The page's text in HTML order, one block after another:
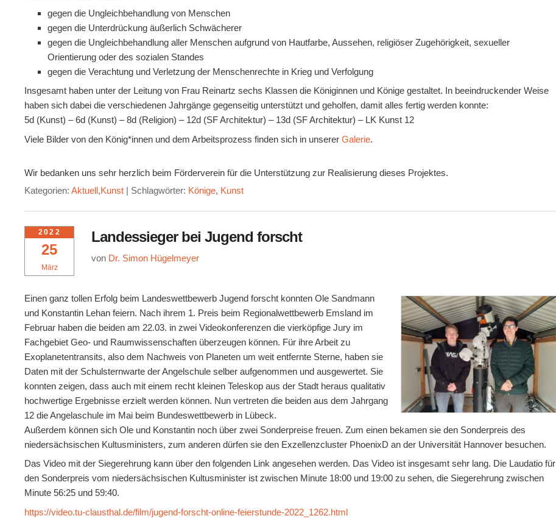
gegen die Ungleichbehandlung von Menschen
gegen die Unterdrückung äußerlich Schwächerer
gegen die Ungleichbehandlung aller Menschen aufgrund von Hautfarbe, Aussehen, religiöser Zugehörigkeit, sexueller
Orientierung oder des sozialen Standes
gegen die Verachtung und Verletzung der Menschenrechte in Krieg und Verfolgung
Insgesamt haben unter der Leitung von Frau Reinartz sechs Klassen die Königinnen und Könige gestaltet. In beeindruckender Weise
haben sich dabei die verschiedenen Jahrgänge gegenseitig unterstützt und geholfen, damit alles fertig werden konnte:
5d (Kunst) – 6d (Kunst) – 8d (Religion) – 12d (SF Architektur) – 13d (SF Architektur) – LK Kunst 12
Viele Bilder von den König*innen und dem Arbeitsprozess finden sich in unsererGalerie.
Wir bedanken uns sehr herzlich beim Förderverein für die Unterstützung zur Realisierung dieses Projektes.
Kategorien: Aktuell,Kunst | Schlagwörter: Könige, Kunst
25
März
2022 Landessieger bei Jugend forscht
von Dr. Simon Hügelmeyer
Einen ganz tollen Erfolg beim Landeswettbewerb Jugend forscht konnten Ole Sandmann
und Konstantin Lehan feiern. Nach ihrem 1. Preis beim Regionalwettbewerb Emsland im
Februar haben die beiden am 22.03. in zwei Videokonferenzen die vierköpfige Jury im
Fachgebiet Geo- und Raumwissenschaften überzeugen können. Für ihre Arbeit zu
Exoplanetentransits, also dem Nachweis von Planeten um weit entfernte Sterne, haben sie
Daten mit der Schulsternwarte der Angelschule selber aufgenommen und ausgewertet. Sie
konnten zeigen, dass auch mit einem recht kleinen Teleskop aus der Stadt heraus qualitativ
hochwertige Ergebnisse erzielt werden können. Nun vertreten die beiden aus dem Jahrgang
12 die Angelaschule im Mai beim Bundeswettbewerb in Lübeck.
Außerdem können sich Ole und Konstantin noch über zwei Sonderpreise freuen. Zum einen bekamen sie den Sonderpreis des
niedersächsischen Kultusministers, zum anderen dürfen sie den Exzellenzcluster PhoenixD an der Universität Hannover besuchen.
Das Video mit der Siegerehrung kann über den folgenden Link angesehen werden. Das Video ist insgesamt sehr lang. Die Laudatio für
den Sonderpreis vom niedersächsischen Kultusminister ist zwischen Minute 18:00 und 19:00 zu sehen, die Siegerehrung zwischen
Minute 56:25 und 59:40.
https://video.tu-clausthal.de/film/jugend-forscht-online-feierstunde-2022_1262.html